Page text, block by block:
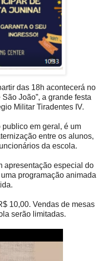
das 18h acontecerá no
João”, a grande festa
Militar Tiradentes IV.
publico em geral, é um
entre os alunos,
da escola.
apresentação especial do
programação animada
10,00. Vendas de mesas
serão limitadas.